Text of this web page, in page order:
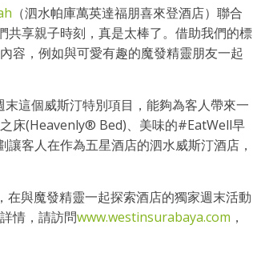
（泗水帕庫萬英達福朋喜來登酒店）聯合
共享親子時刻，真是太棒了。借助我們的標
容，例如與可愛有趣的魔發精靈朋友一起
這個威斯汀特別項目，能夠為客人帶來一
床(Heavenly® Bed)、美味的#EatWell早
客人在作為五星酒店的泗水威斯汀酒店，
與魔發精靈一起探索酒店的獨家週末活動
情，請訪問www.westinsurabaya.com ，